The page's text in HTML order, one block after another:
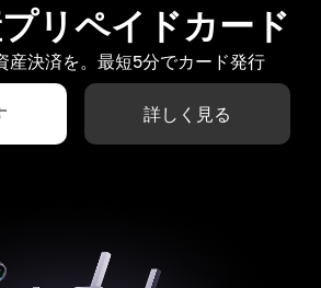
リペイドカード
産決済を。最短5分でカード発行
詳しく見る